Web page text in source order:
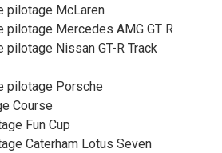
pilotage McLaren
pilotage Mercedes AMG GT R
pilotage Nissan GT-R Track
pilotage Porsche
Course
Fun Cup
Caterham Lotus Seven